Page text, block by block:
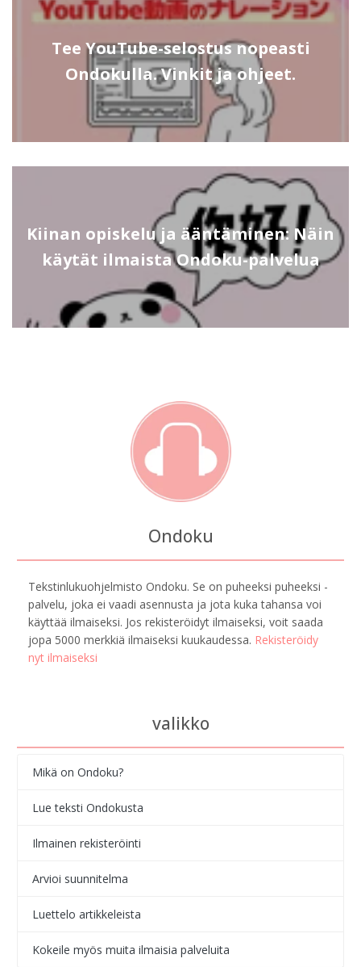
Tee YouTube-selostus nopeasti
Ondokulla. Vinkit ja ohjeet.
Kiinan opiskelu ja ääntäminen: Näin
käytät ilmaista Ondoku-palvelua
Ondoku
Tekstinlukuohjelmisto Ondoku. Se on puheeksi puheeksi -
palvelu, joka ei vaadi asennusta ja jota kuka tahansa voi
käyttää ilmaiseksi. Jos rekisteröidyt ilmaiseksi, voit saada
jopa 5000 merkkiä ilmaiseksi kuukaudessa. Rekisteröidy
nyt ilmaiseksi
valikko
Mikä on Ondoku?
Lue teksti Ondokusta
Ilmainen rekisteröinti
Arvioi suunnitelma
Luettelo artikkeleista
Kokeile myös muita ilmaisia palveluita